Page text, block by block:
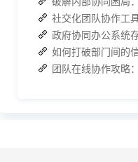
政府协同办公系统
如何打破部门间的
团队在线协作攻略